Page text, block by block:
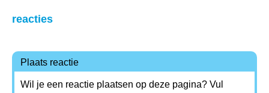
reacties
Plaats reactie
Wil je een reactie plaatsen op deze pagina? Vul